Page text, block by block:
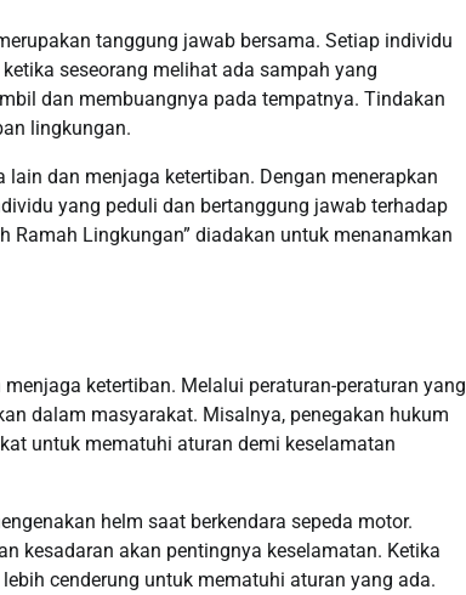
tanggung jawab bersama. Setiap individu
seseorang melihat ada sampah yang
dan membuangnya pada tempatnya. Tindakan
lingkungan.
dan menjaga ketertiban. Dengan menerapkan
yang peduli dan bertanggung jawab terhadap
Ramah Lingkungan” diadakan untuk menanamkan
ketertiban. Melalui peraturan-peraturan yang
dalam masyarakat. Misalnya, penegakan hukum
untuk mematuhi aturan demi keselamatan
helm saat berkendara sepeda motor.
kesadaran akan pentingnya keselamatan. Ketika
cenderung untuk mematuhi aturan yang ada.